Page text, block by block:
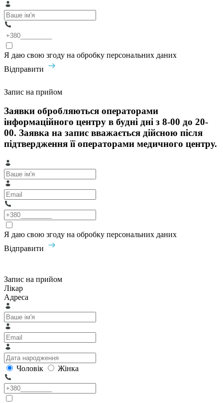
Я даю свою згоду на обробку персональних даних
Відправити
Запис на прийом
Заявки обробляються операторами
інформаційного центру в будні дні з 8-00 до 20-
00. Заявка на запис вважається дійсною після
підтвердження її операторами медичного центру.
Я даю свою згоду на обробку персональних даних
Відправити
Запис на прийом
Лікар
Адреса
Чоловік Жінка